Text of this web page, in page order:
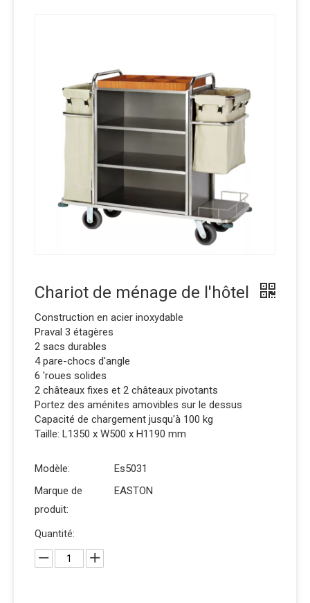
Chariot de ménage de l'hôtel
Construction en acier inoxydable
Praval 3 étagères
2 sacs durables
4 pare-chocs d'angle
6 'roues solides
2 châteaux fixes et 2 châteaux pivotants
Portez des aménites amovibles sur le dessus
Capacité de chargement jusqu'à 100 kg
Taille: L1350 x W500 x H1190 mm
Modèle:
Es5031
Marque de
produit:
EASTON
Quantité: